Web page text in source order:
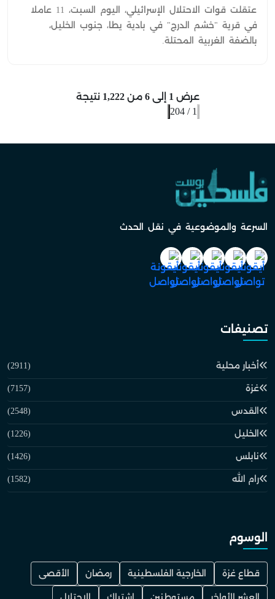
اعتقلت قوات الاحتلال الإسرائيلي، اليوم السبت، 11 عاملا
في قرية "خشم الدرج" في بادية يطا، جنوب الخليل،
بالضفة الغربية المحتلة.
عرض1 إلى6 من1,222 نتيجة
1
/
204
السرعة والموضوعية في نقل الحدث
تصنيفات
أخبار محلية (2911)
غزة (7157)
القدس (2548)
الخليل (1226)
نابلس (1426)
رام الله (1582)
الوسوم
قطاع غزة الخارجية الفلسطينية رمضان الأقصى